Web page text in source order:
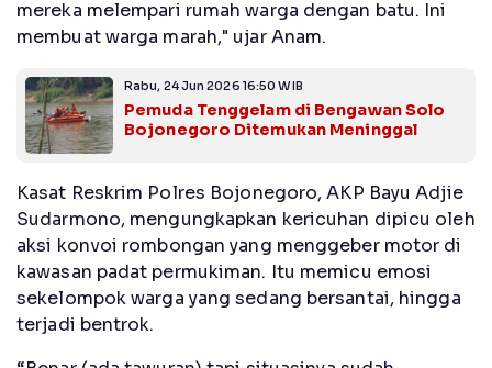
mereka melempari rumah warga dengan batu. Ini
membuat warga marah," ujar Anam.
Rabu, 24 Jun 2026 16:50 WIB
Pemuda Tenggelam di Bengawan Solo
Bojonegoro Ditemukan Meninggal
Kasat Reskrim Polres Bojonegoro, AKP Bayu Adjie
Sudarmono, mengungkapkan kericuhan dipicu oleh
aksi konvoi rombongan yang menggeber motor di
kawasan padat permukiman. Itu memicu emosi
sekelompok warga yang sedang bersantai, hingga
terjadi bentrok.